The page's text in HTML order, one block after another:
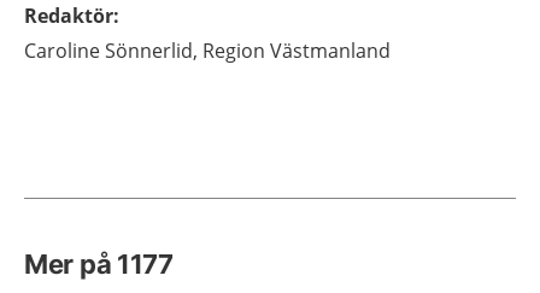
Redaktör:
CarolineSönnerlid, Region Västmanland
Mer på 1177